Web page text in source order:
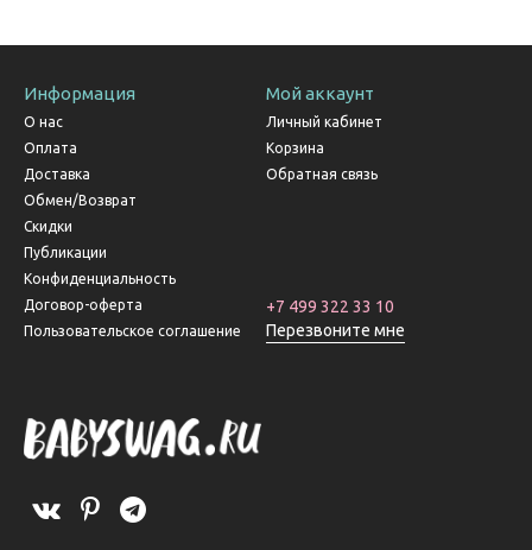
Информация
О нас
Оплата
Доставка
Обмен/Возврат
Скидки
Публикации
Конфиденциальность
Договор-оферта
Пользовательское соглашение
Мой аккаунт
Личный кабинет
Корзина
Обратная связь
+7 499 322 33 10
Перезвоните мне